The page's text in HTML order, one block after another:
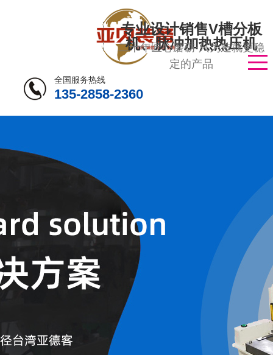
专业设计销售V槽分板
机、脉冲加热热压机
二十年匠心磨砺·只为造就更稳
定的产品
全国服务热线
135-2858-2360